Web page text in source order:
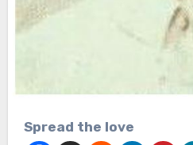
Spread the love